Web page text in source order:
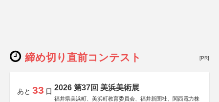
締め切り直前コンテスト [PR]
あと 33 日 2026 第37回 美浜美術展
福井県美浜町、美浜町教育委員会、福井新聞社、関西電力株